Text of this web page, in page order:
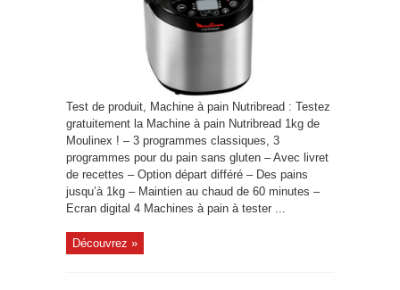
Test de produit, Machine à pain Nutribread : Testez
gratuitement la Machine à pain Nutribread 1kg de
Moulinex ! – 3 programmes classiques, 3
programmes pour du pain sans gluten – Avec livret
de recettes – Option départ différé – Des pains
jusqu’à 1kg – Maintien au chaud de 60 minutes –
Ecran digital 4 Machines à pain à tester ...
Découvrez »